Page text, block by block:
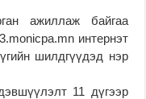
ажиллаж байгаа
интернэт
шилдгүүдэд нэр
11 дүгээр